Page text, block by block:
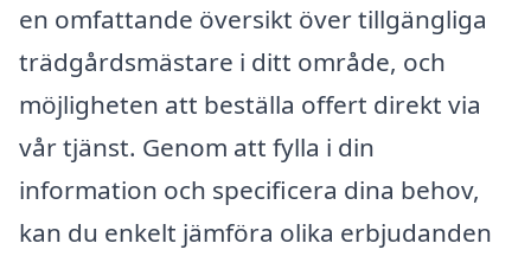
en omfattande översikt över tillgängliga
trädgårdsmästare i ditt område, och
möjligheten att beställa offert direkt via
vår tjänst. Genom att fylla i din
information och specificera dina behov,
kan du enkelt jämföra olika erbjudanden